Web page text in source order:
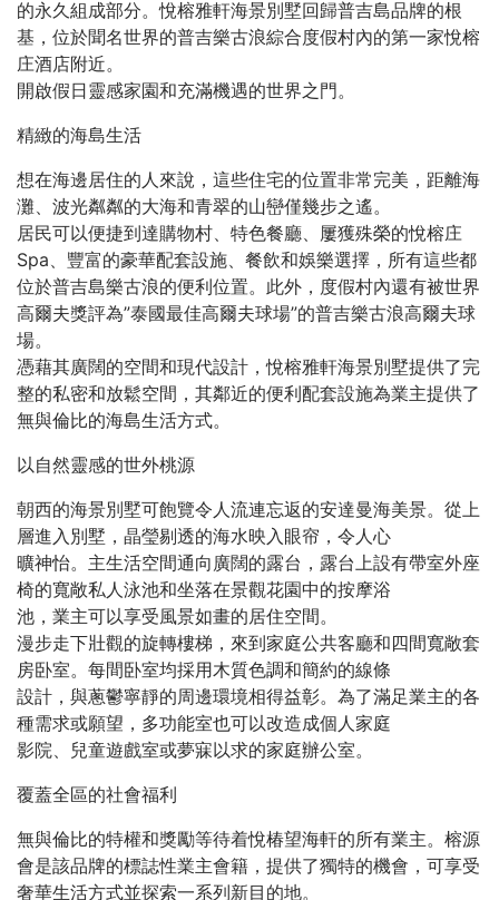
的永久組成部分。悅榕雅軒海景別墅回歸普吉島品牌的根
基，位於聞名世界的普吉樂古浪綜合度假村內的第一家悅榕
庄酒店附近。
開啟假日靈感家園和充滿機遇的世界之門。
精緻的海島生活
想在海邊居住的人來說，這些住宅的位置非常完美，距離海
灘、波光粼粼的大海和青翠的山巒僅幾步之遙。
居民可以便捷到達購物村、特色餐廳、屢獲殊榮的悅榕庄
Spa、豐富的豪華配套設施、餐飲和娛樂選擇，所有這些都
位於普吉島樂古浪的便利位置。此外，度假村內還有被世界
高爾夫獎評為”泰國最佳高爾夫球場”的普吉樂古浪高爾夫球
場。
憑藉其廣闊的空間和現代設計，悅榕雅軒海景別墅提供了完
整的私密和放鬆空間，其鄰近的便利配套設施為業主提供了
無與倫比的海島生活方式。
以自然靈感的世外桃源
朝西的海景別墅可飽覽令人流連忘返的安達曼海美景。從上
層進入別墅，晶瑩剔透的海水映入眼帘，令人心
曠神怡。主生活空間通向廣闊的露台，露台上設有帶室外座
椅的寬敞私人泳池和坐落在景觀花園中的按摩浴
池，業主可以享受風景如畫的居住空間。
漫步走下壯觀的旋轉樓梯，來到家庭公共客廳和四間寬敞套
房卧室。每間卧室均採用木質色調和簡約的線條
設計，與蔥鬱寧靜的周邊環境相得益彰。為了滿足業主的各
種需求或願望，多功能室也可以改造成個人家庭
影院、兒童遊戲室或夢寐以求的家庭辦公室。
覆蓋全區的社會福利
無與倫比的特權和獎勵等待着悅椿望海軒的所有業主。榕源
會是該品牌的標誌性業主會籍，提供了獨特的機會，可享受
奢華生活方式並探索一系列新目的地。